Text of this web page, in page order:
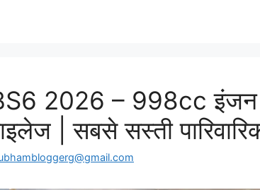
2026 – 998cc इंजन |
| सबसे सस्ती